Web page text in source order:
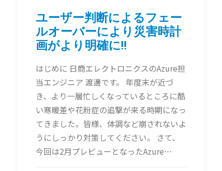
ユーザー判断によるフェー
ルオーバーにより災害時計
画がより明確に!!
はじめに 日商エレクトロニクスのAzure担
当エンジニア 渡邊です。 年度末が近づ
き、より一層忙しくなっているところに酷
い寒暖差や花粉症の追撃が来る時期になっ
てきました。皆様、体調など崩されないよ
うにしっかり対策してください。 さて、
今回は2月プレビューとなったAzure…